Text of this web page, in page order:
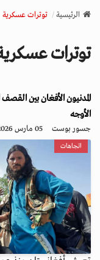
v
a
o
n
الرئيسية توترات عسكرية
توترات
المدنيون الأفغان بين
الأوجه
جسور بوست 05 مارس 2026 - 13:33
اتجاهات